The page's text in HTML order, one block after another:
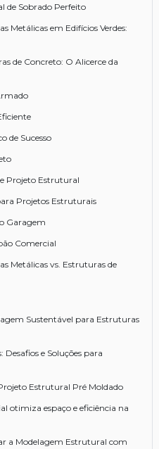
de Sobrado Perfeito
Metálicas em Edifícios Verdes:
de Concreto: O Alicerce da
de Sucesso
Projeto Estrutural
Projetos Estruturais
Garagem
Comercial
Metálicas vs. Estruturas de
Sustentável para Estruturas
e Soluções para
Estrutural Pré Moldado
otimiza espaço e eficiência na
a Modelagem Estrutural com